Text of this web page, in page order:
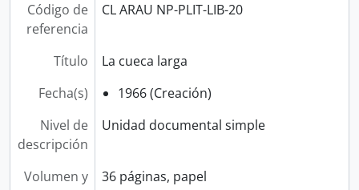
Código de
referencia
CL ARAU NP-PLIT-LIB-20
Título
La cueca larga
Fecha(s)
1966 (Creación)
Nivel de
descripción
Unidad documental simple
Volumen y
36 páginas, papel